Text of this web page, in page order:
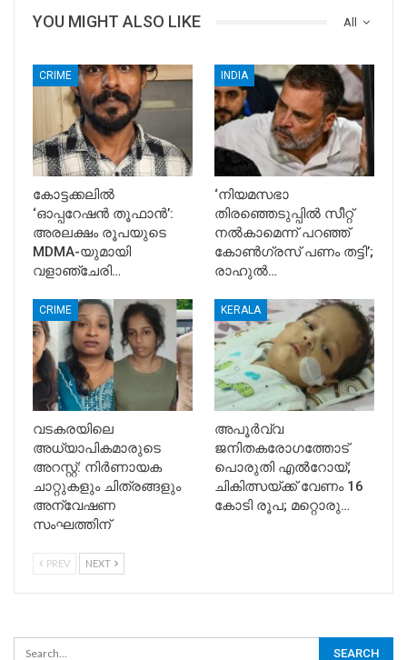
All
YOU MIGHT ALSO LIKE
CRIME
കോട്ടക്കലിൽ
‘ഓപ്പറേഷൻ തൂഫാൻ’:
അരലക്ഷം രൂപയുടെ
MDMA-യുമായി
വളാഞ്ചേരി…
INDIA
‘നിയമസഭാ
തിരഞ്ഞെടുപ്പിൽ സീറ്റ്
നൽകാമെന്ന് പറഞ്ഞ്
കോൺഗ്രസ് പണം തട്ടി’;
രാഹുൽ…
CRIME
വടകരയിലെ
അധ്യാപികമാരുടെ
അറസ്റ്റ്: നിർണായക
ചാറ്റുകളും ചിത്രങ്ങളും
അന്വേഷണ
സംഘത്തിന്
KERALA
അപൂര്‍വ്വ
ജനിതകരോഗത്തോട്
പൊരുതി എല്‍റോയ്;
ചികിത്സയ്ക്ക് വേണം 16
കോടി രൂപ; മറ്റൊരു…
PREV NEXT